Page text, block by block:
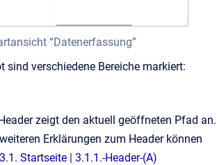
“Datenerfassung”
sind verschiedene Bereiche markiert:
zeigt den aktuell geöffneten Pfad an.
Erklärungen zum Header können
3.1. Startseite | 3.1.1.-Header-(A)